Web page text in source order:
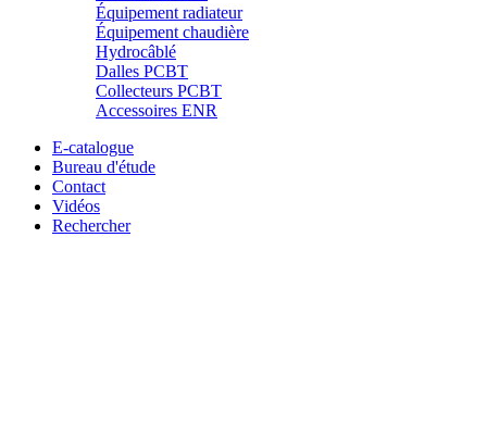
Équipement radiateur
Équipement chaudière
Hydrocâblé
Dalles PCBT
Collecteurs PCBT
Accessoires ENR
E-catalogue
Bureau d'étude
Contact
Vidéos
Rechercher